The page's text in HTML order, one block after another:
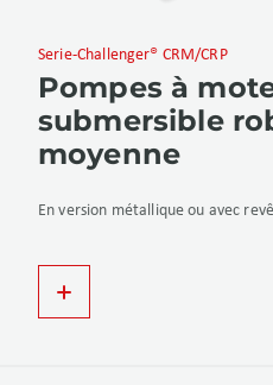
Serie-Challenger® CRM/CRP
Pompes à
submersible
moyenne
En version métallique ou avec